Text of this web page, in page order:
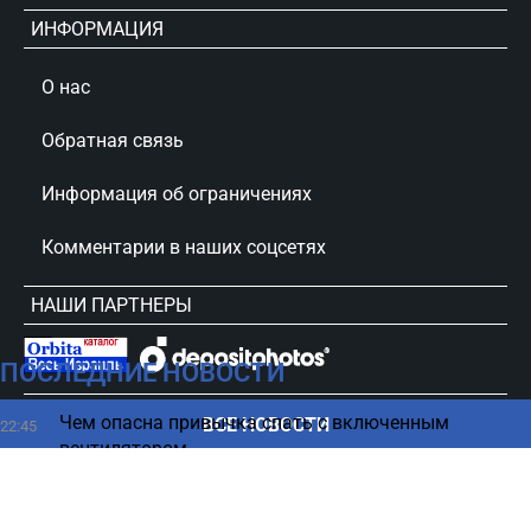
ПОСЛЕДНИЕ НОВОСТИ
22:45
Чем опасна привычка спать с включенным
вентилятором
ВСЕ НОВОСТИ
ИНФОРМАЦИЯ
О нас
Обратная связь
Информация об ограничениях
Комментарии в наших соцсетях
НАШИ ПАРТНЕРЫ
сursorinfo.co.il © Все права защищены